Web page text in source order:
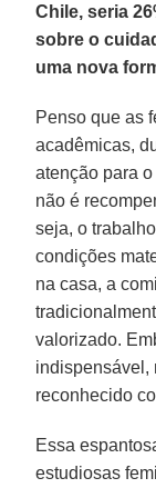
Chile, seria
sobre o
uma nova
Penso que as
acadêmicas,
atenção para
não é
seja, o
condições
na casa, a
valorizado.
indispensável,
reconhecido
Essa
estudiosas